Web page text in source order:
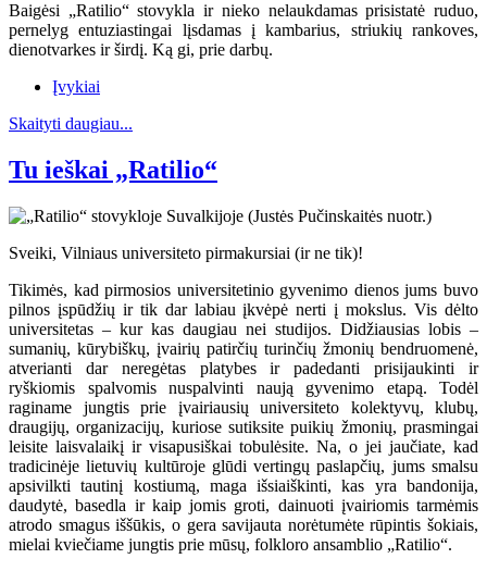
Baigėsi „Ratilio“ stovykla ir nieko nelaukdamas prisistatė ruduo,
pernelyg entuziastingai lįsdamas į kambarius, striukių rankoves,
dienotvarkes ir širdį. Ką gi, prie darbų.
Įvykiai
Skaityti daugiau...
Tu ieškai „Ratilio“
Sveiki, Vilniaus universiteto pirmakursiai (ir ne tik)!
Tikimės, kad pirmosios universitetinio gyvenimo dienos jums buvo
pilnos įspūdžių ir tik dar labiau įkvėpė nerti į mokslus. Vis dėlto
universitetas – kur kas daugiau nei studijos. Didžiausias lobis –
sumanių, kūrybiškų, įvairių patirčių turinčių žmonių bendruomenė,
atverianti dar neregėtas platybes ir padedanti prisijaukinti ir
ryškiomis spalvomis nuspalvinti naują gyvenimo etapą. Todėl
raginame jungtis prie įvairiausių universiteto kolektyvų, klubų,
draugijų, organizacijų, kuriose sutiksite puikių žmonių, prasmingai
leisite laisvalaikį ir visapusiškai tobulėsite. Na, o jei jaučiate, kad
tradicinėje lietuvių kultūroje glūdi vertingų paslapčių, jums smalsu
apsivilkti tautinį kostiumą, maga išsiaiškinti, kas yra bandonija,
daudytė, basedla ir kaip jomis groti, dainuoti įvairiomis tarmėmis
atrodo smagus iššūkis, o gera savijauta norėtumėte rūpintis šokiais,
mielai kviečiame jungtis prie mūsų, folkloro ansamblio „Ratilio“.